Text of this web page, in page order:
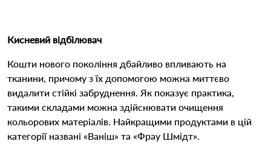
Кисневий відбілювач
Кошти нового покоління дбайливо впливають на
тканини, причому з їх допомогою можна миттєво
видалити стійкі забруднення. Як показує практика,
такими складами можна здійснювати очищення
кольорових матеріалів. Найкращими продуктами в цій
категорії названі «Ваніш» та «Фрау Шмідт».